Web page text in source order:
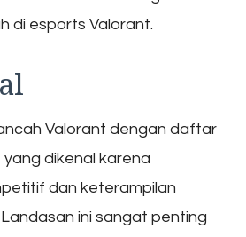
di esports Valorant.
Valorant dengan daftar
dikenal karena
dan keterampilan
ini sangat penting